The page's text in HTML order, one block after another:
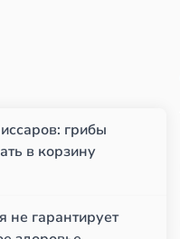
грибы
в корзину
не гарантирует